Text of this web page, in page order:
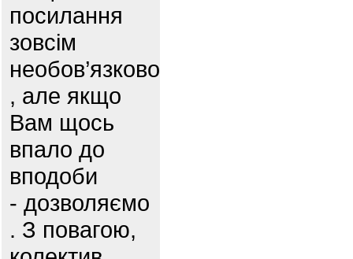
посилання
зовсім
необов’язково
, але якщо
Вам щось
впало до
вподоби
- дозволяємо
. З повагою,